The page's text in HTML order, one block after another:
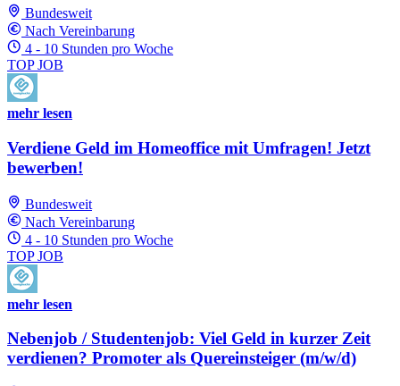
Bundesweit
Nach Vereinbarung
4 - 10 Stunden pro Woche
TOP JOB
mehr lesen
Verdiene Geld im Homeoffice mit Umfragen! Jetzt
bewerben!
Bundesweit
Nach Vereinbarung
4 - 10 Stunden pro Woche
TOP JOB
mehr lesen
Nebenjob / Studentenjob: Viel Geld in kurzer Zeit
verdienen? Promoter als Quereinsteiger (m/w/d)